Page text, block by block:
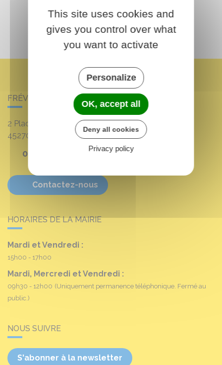
FRÉVILLE-DU-GÂTINAIS
2 Place Louis Croum
45270
Fréville-du-Gâtinais
02 38 90 11 16
Contactez-nous
HORAIRES DE LA MAIRIE
Mardi et Vendredi :
15h00 - 17h00
Mardi, Mercredi et Vendredi :
09h30 - 12h00 (Uniquement permanence téléphonique. Fermé au
public.)
NOUS SUIVRE
S'abonner à la newsletter
This site uses cookies and
gives you control over what
you want to activate
Personalize
OK, accept all
Deny all cookies
Privacy policy